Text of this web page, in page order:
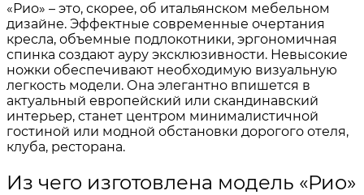
«Рио» – это, скорее, об итальянском мебельном
дизайне. Эффектные современные очертания
кресла, объемные подлокотники, эргономичная
спинка создают ауру эксклюзивности. Невысокие
ножки обеспечивают необходимую визуальную
легкость модели. Она элегантно впишется в
актуальный европейский или скандинавский
интерьер, станет центром минималистичной
гостиной или модной обстановки дорогого отеля,
клуба, ресторана.
Из чего изготовлена модель «Рио»